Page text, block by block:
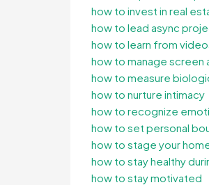
how to invest in real
how to lead async
how to learn from
how to manage screen
how to measure
how to nurture intimacy
how to recognize
how to set personal
how to stage your
how to stay healthy
how to stay motivated